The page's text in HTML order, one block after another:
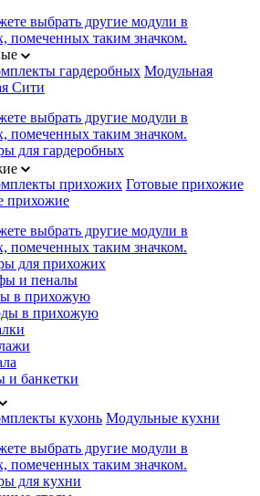
выбрать другие модули в
помеченных таким значком.
гардеробных Модульная
Сити
выбрать другие модули в
помеченных таким значком.
для гардеробных
прихожих Готовые прихожие
прихожие
выбрать другие модули в
помеченных таким значком.
для прихожих
и пеналы
в прихожую
в прихожую
и банкетки
кухонь Модульные кухни
выбрать другие модули в
помеченных таким значком.
для кухни